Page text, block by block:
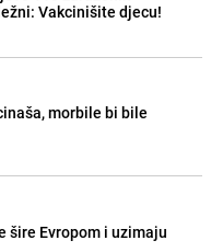
Vakcinišite djecu!
morbile bi bile
šire Evropom i uzimaju